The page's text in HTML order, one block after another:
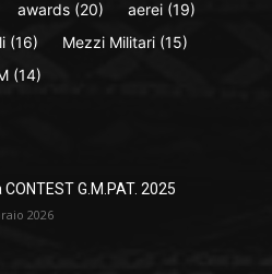
awards (20) aerei (19)
(16) Mezzi Militari (15)
(14)
G.M.PAT. 2025
2026